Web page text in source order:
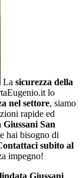
La sicurezza della
lo
nel settore, siamo
rapide ed
San
hai bisogno di
subito al
impegno!
Giussani